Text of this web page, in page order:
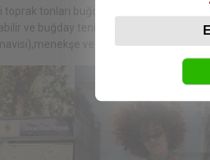
toprak tonları buğday tenin sıcaklığını
ve buğday tenin daha nört
ve erik tonları ve gümüş